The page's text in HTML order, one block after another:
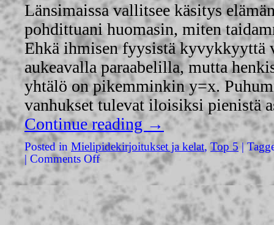
Länsimaissa vallitsee käsitys
pohdittuani huomasin, miten
Ehkä ihmisen fyysistä kyvykkyyttä
aukeavalla paraabelilla, mutta
yhtälö on pikemminkin y=x.
vanhukset tulevat iloisiksi pienistä
Continue reading→
Posted in Mielipidekirjoitukset ja kelat,Top 5 |
| Comments Off